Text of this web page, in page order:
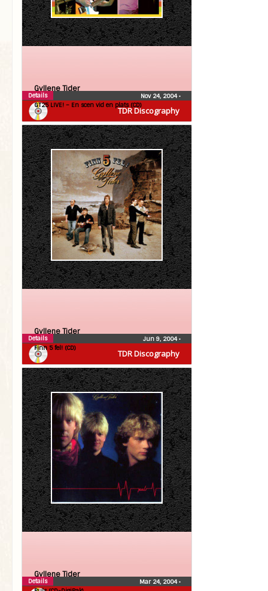
TDR Discography
Gyllene Tider
GT25 LIVE! – En scen vid en plats (CD)
Nov 24, 2004•
Details
TDR Discography
Gyllene Tider
Finn 5 fel! (CD)
Jun 9, 2004•
Details
Gyllene Tider
Mar 24, 2004•
Details